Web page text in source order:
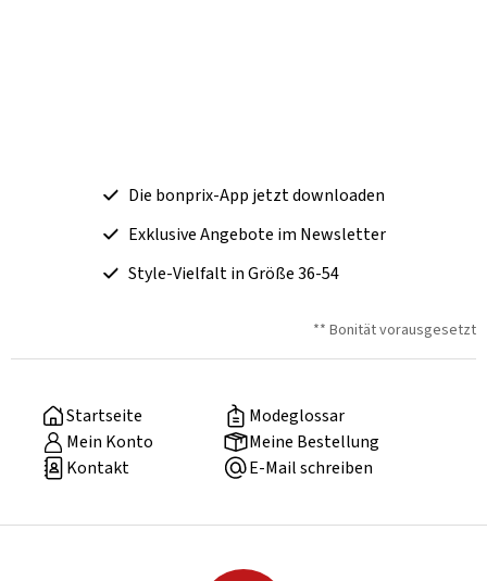
Die bonprix-App jetzt downloaden
Exklusive Angebote im Newsletter
Style-Vielfalt in Größe 36-54
** Bonität vorausgesetzt
Startseite
Modeglossar
Mein Konto
Meine Bestellung
Kontakt
E-Mail schreiben